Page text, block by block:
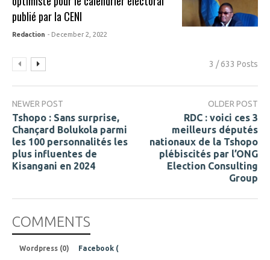
publié par la CENI
Redaction - December 2, 2022
3 / 633 Posts
NEWER POST
Tshopo : Sans surprise,
Chançard Bolukola parmi
les 100 personnalités les
plus influentes de
Kisangani en 2024
OLDER POST
RDC : voici ces 3
meilleurs députés
nationaux de la Tshopo
plébiscités par l’ONG
Election Consulting
Group
COMMENTS
Wordpress (0) Facebook (